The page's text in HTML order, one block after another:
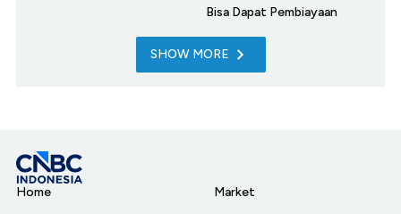
Bisa Dapat Pembiayaan
SHOW MORE
Home
Market